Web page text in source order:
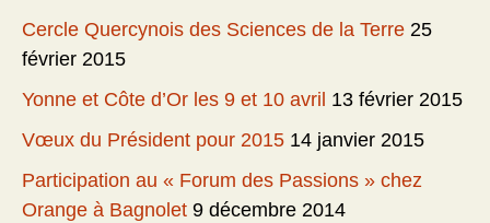
Cercle Quercynois des Sciences de la Terre 25
février 2015
Yonne et Côte d’Or les 9 et 10 avril 13 février 2015
Vœux du Président pour 2015 14 janvier 2015
Participation au « Forum des Passions » chez
Orange à Bagnolet 9 décembre 2014